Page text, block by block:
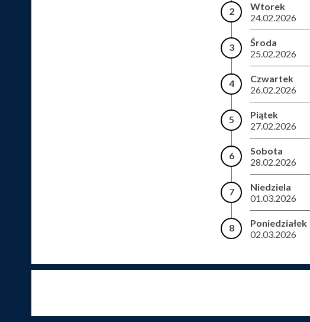
2
Wtorek
24.02.2026
3
Środa
25.02.2026
4
Czwartek
26.02.2026
5
Piątek
27.02.2026
6
Sobota
28.02.2026
7
Niedziela
01.03.2026
8
Poniedziałek
02.03.2026